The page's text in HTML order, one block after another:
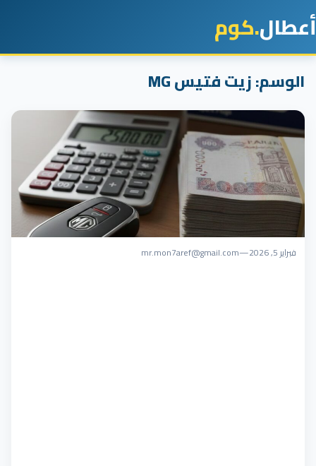
أعطال.كوم
الوسم:زيت فتيس MG
فبراير 5, 2026 —
mr.mon7aref@gmail.com